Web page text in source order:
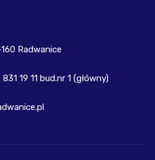
Radwanice
19 11 bud.nr 1 (główny)